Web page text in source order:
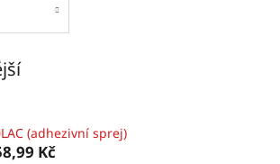
(adhezivní sprej)
Kč